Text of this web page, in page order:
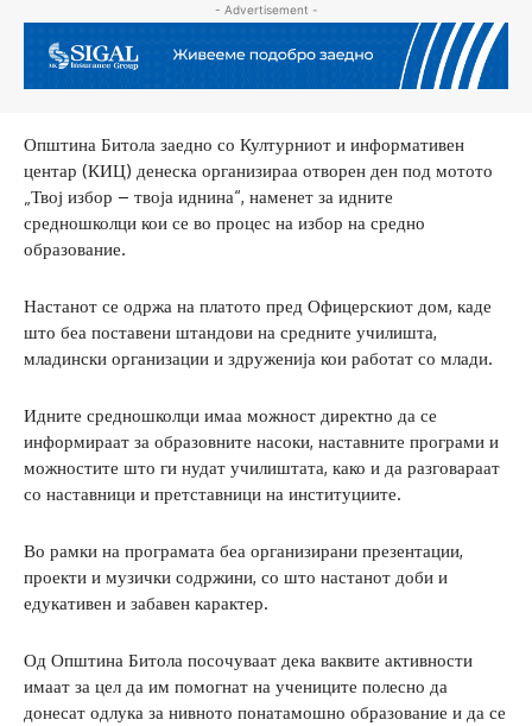
- Advertisement -
Општина Битола заедно со Културниот и информативен
центар (КИЦ) денеска организираа отворен ден под мотото
„Твој избор – твоја иднина“, наменет за идните
средношколци кои се во процес на избор на средно
образование.
Настанот се одржа на платото пред Офицерскиот дом, каде
што беа поставени штандови на средните училишта,
младински организации и здруженија кои работат со млади.
Идните средношколци имаа можност директно да се
информираат за образовните насоки, наставните програми и
можностите што ги нудат училиштата, како и да разговараат
со наставници и претставници на институциите.
Во рамки на програмата беа организирани презентации,
проекти и музички содржини, со што настанот доби и
едукативен и забавен карактер.
Од Општина Битола посочуваат дека ваквите активности
имаат за цел да им помогнат на учениците полесно да
донесат одлука за нивното понатамошно образование и да се